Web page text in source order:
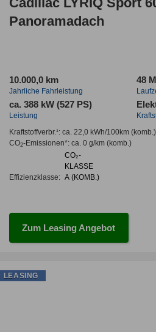
Panoramadach
10.000,0 km
Jahrliche Fahrleistung
48
ca. 388 kW (527 PS)
Leistung
Kraftstoffverbr.¹: ca. 22,0 kWh/100km(komb.)
CO2-Emissionen*: ca. 0 g/km(komb.)
Effizienzklasse:
CO₂-
KLASSE
A (KOMB.)
Zum Leasing Angebot
LEASING